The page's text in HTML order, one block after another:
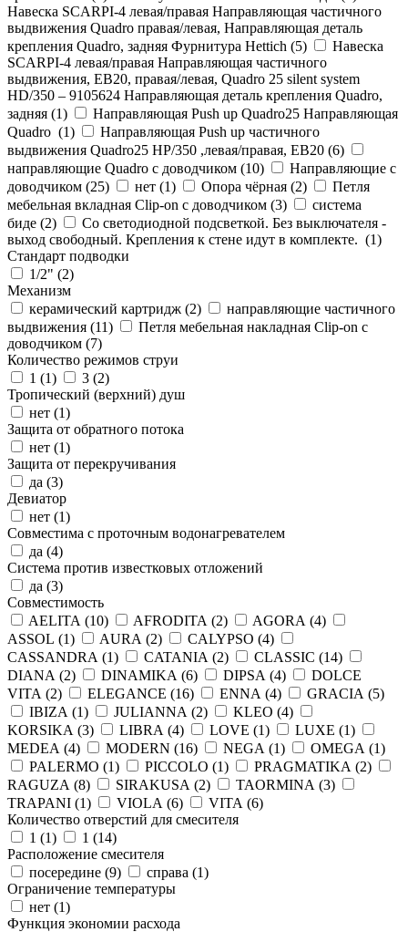
Навеска SCARPI-4 левая/правая Направляющая частичного
выдвижения Quadro правая/левая, Направляющая деталь
крепления Quadro, задняя Фурнитура Hettich (5)
Навеска
SCARPI-4 левая/правая Направляющая частичного
выдвижения, ЕВ20, правая/левая, Quadro 25 silent system
HD/350 – 9105624 Направляющая деталь крепления Quadro,
задняя (1)
Направляющая Push up Quadro25 Направляющая
Quadro (1)
Направляющая Push up частичного
выдвижения Quadro25 НР/350 ,левая/правая, ЕВ20 (6)
направляющие Quadro с доводчиком (10)
Направляющие с
доводчиком (25) нет (1) Опора чёрная (2)
Петля
мебельная вкладная Clip-on с доводчиком (3)
система
биде (2)
Со светодиодной подсветкой. Без выключателя -
выход свободный. Крепления к стене идут в комплекте. (1)
Стандарт подводки
1/2" (2)
Механизм
керамический картридж (2)
направляющие частичного
выдвижения (11)
Петля мебельная накладная Clip-on с
доводчиком (7)
Количество режимов струи
1 (1) 3 (2)
Тропический (верхний) душ
нет (1)
Защита от обратного потока
нет (1)
Защита от перекручивания
да (3)
Девиатор
нет (1)
Совместима с проточным водонагревателем
да (4)
Система против известковых отложений
да (3)
Совместимость
AELITA (10) AFRODITA (2) AGORA (4)
ASSOL (1) AURA (2) CALYPSO (4)
CASSANDRA (1) CATANIA (2) CLASSIC (14)
DIANA (2) DINAMIKA (6) DIPSA (4)
DOLCE
VITA (2) ELEGANCE (16) ENNA (4) GRACIA (5)
IBIZA (1) JULIANNA (2) KLEO (4)
KORSIKA (3) LIBRA (4) LOVE (1) LUXE (1)
MEDEA (4) MODERN (16) NEGA (1) OMEGA (1)
PALERMO (1) PICCOLO (1) PRAGMATIKA (2)
RAGUZA (8) SIRAKUSA (2) TAORMINA (3)
TRAPANI (1) VIOLA (6) VITA (6)
Количество отверстий для смесителя
1 (1) 1 (14)
Расположение смесителя
посередине (9) справа (1)
Ограничение температуры
нет (1)
Функция экономии расхода